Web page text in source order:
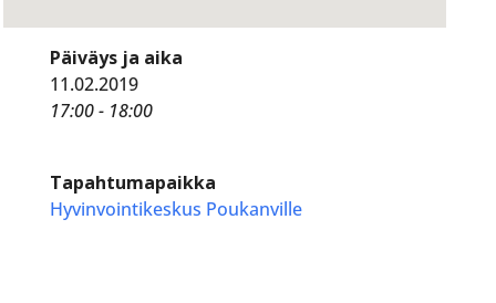
Päiväys ja aika
11.02.2019
17:00 - 18:00
Tapahtumapaikka
Hyvinvointikeskus Poukanville